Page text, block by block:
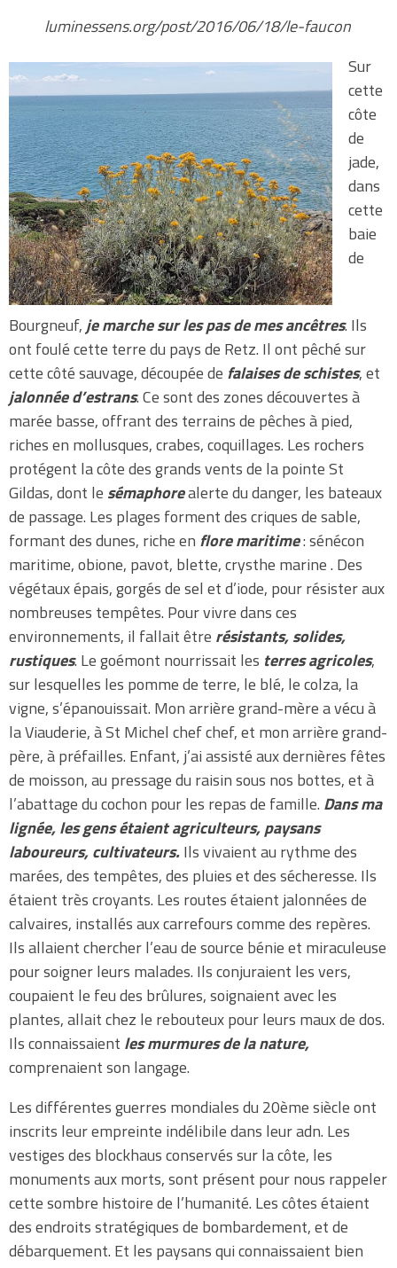
luminessens.org/post/2016/06/18/le-faucon
Sur
cette
côte
de
jade,
dans
cette
baie
de
Bourgneuf, je marche sur les pas de mes ancêtres. Ils
ont foulé cette terre du pays de Retz. Il ont pêché sur
cette côté sauvage, découpée de falaises de schistes, et
jalonnée d’estrans. Ce sont des zones découvertes à
marée basse, offrant des terrains de pêches à pied,
riches en mollusques, crabes, coquillages. Les rochers
protégent la côte des grands vents de la pointe St
Gildas, dont le sémaphorealerte du danger, les bateaux
de passage. Les plages forment des criques de sable,
formant des dunes, riche en flore maritime: sénécon
maritime, obione, pavot, blette, crysthe marine . Des
végétaux épais, gorgés de sel et d’iode, pour résister aux
nombreuses tempêtes. Pour vivre dans ces
environnements, il fallait être résistants, solides,
rustiques. Le goémont nourrissait les terres agricoles,
sur lesquelles les pomme de terre, le blé, le colza, la
vigne, s’épanouissait. Mon arrière grand-mère a vécu à
la Viauderie, à St Michel chef chef, et mon arrière grand-
père, à préfailles. Enfant, j’ai assisté aux dernières fêtes
de moisson, au pressage du raisin sous nos bottes, et à
l’abattage du cochon pour les repas de famille. Dans ma
lignée, les gens étaient agriculteurs, paysans
laboureurs, cultivateurs.Ils vivaient au rythme des
marées, des tempêtes, des pluies et des sécheresse. Ils
étaient très croyants. Les routes étaient jalonnées de
calvaires, installés aux carrefours comme des repères.
Ils allaient chercher l’eau de source bénie et miraculeuse
pour soigner leurs malades. Ils conjuraient les vers,
coupaient le feu des brûlures, soignaient avec les
plantes, allait chez le rebouteux pour leurs maux de dos.
Ils connaissaient les murmures de la nature,
comprenaient son langage.
Les différentes guerres mondiales du 20ème siècle ont
inscrits leur empreinte indélibile dans leur adn. Les
vestiges des blockhaus conservés sur la côte, les
monuments aux morts, sont présent pour nous rappeler
cette sombre histoire de l’humanité. Les côtes étaient
des endroits stratégiques de bombardement, et de
débarquement. Et les paysans qui connaissaient bien